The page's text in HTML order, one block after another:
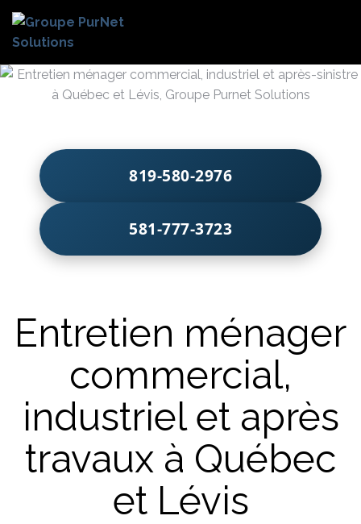
819-580-2976
581-777-3723
Entretien ménager
commercial,
industriel et après
travaux à Québec
et Lévis